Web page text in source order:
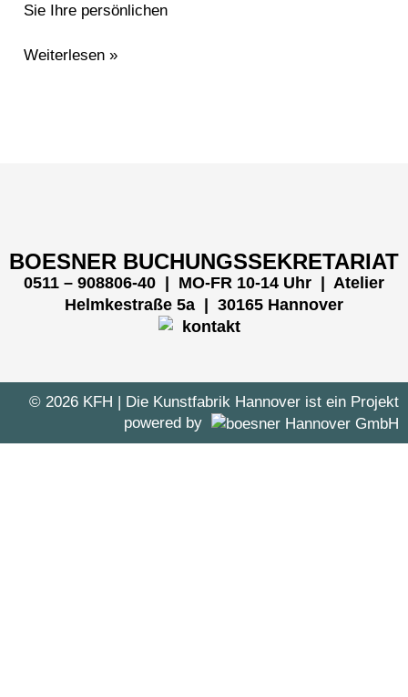
Sie Ihre persönlichen
Weiterlesen »
BOESNER BUCHUNGSSEKRETARIAT
0511 – 908806-40 | MO-FR 10-14 Uhr | Atelier
Helmkestraße 5a | 30165 Hannover
© 2026 KFH | Die Kunstfabrik Hannover ist ein Projekt
powered by